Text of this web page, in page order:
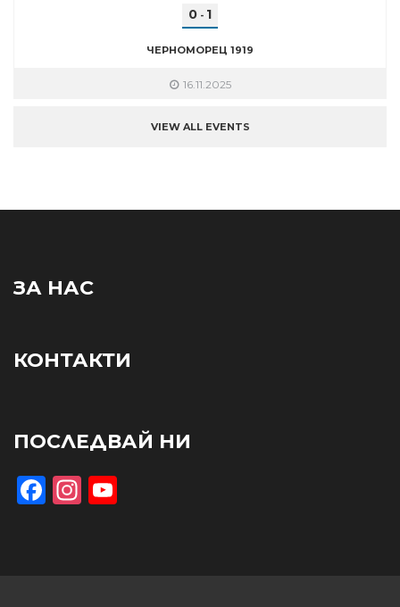
0 - 1
ЧЕРНОМОРЕЦ 1919
16.11.2025
VIEW ALL EVENTS
ЗА НАС
КОНТАКТИ
ПОСЛЕДВАЙ НИ
Facebook
Instagram